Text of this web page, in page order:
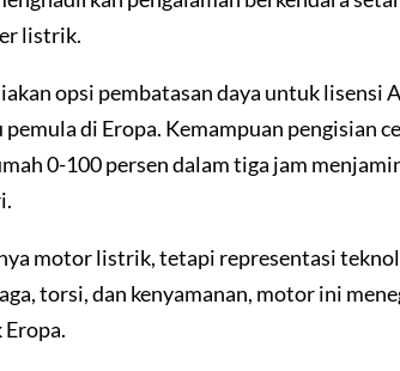
listrik.
opsi pembatasan daya untuk lisensi
di Eropa. Kemampuan pengisian
0-100 persen dalam tiga jam
motor listrik, tetapi representasi
torsi, dan kenyamanan, motor ini